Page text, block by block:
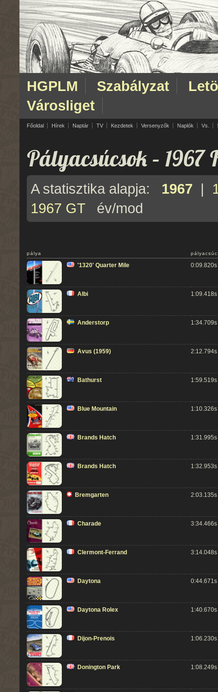
HGPLM Szabályzat
Városliget
Főoldal Hírek Naptár TV Kezdetek Versenyzők Naplók Vs.
Pályacsúcsok – 1967
A statisztika alapja: 1967 |
1967 GT év/mod
pálya
'1320' Quarter Mile 0:09.820s
Albi 1:09.418s
Anderstorp 1:34.709s
Avus (1959) 2:12.794s
Bathurst 1:59.519s
Blue Mountain 1:10.326s
Brands Hatch 1:31.995s
Brands Hatch 1:32.953s
Bremgarten 2:03.135s
Charade 3:34.466s
Clermont-Ferrand 3:14.048s
Daytona 0:44.671s
Daytona Rolex 1:40.670s
Dijon-Prenois 1:06.230s
Donington Park 1:08.249s